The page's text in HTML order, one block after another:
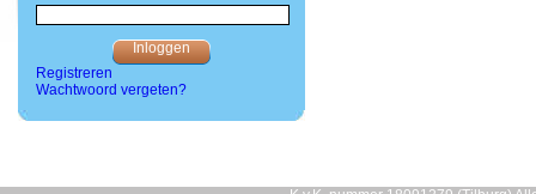
Registreren
Wachtwoord vergeten?